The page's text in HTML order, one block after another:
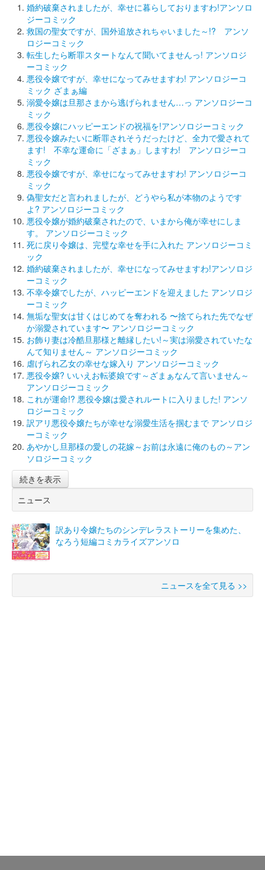
婚約破棄されましたが、幸せに暮らしておりますわ!アンソロ
ジーコミック
救国の聖女ですが、国外追放されちゃいました～!? アンソ
ロジーコミック
転生したら断罪スタートなんて聞いてませんっ! アンソロジ
ーコミック
悪役令嬢ですが、幸せになってみせますわ! アンソロジーコ
ミック ざまぁ編
溺愛令嬢は旦那さまから逃げられません…っ アンソロジーコ
ミック
悪役令嬢にハッピーエンドの祝福を!アンソロジーコミック
悪役令嬢みたいに断罪されそうだったけど、全力で愛されて
ます! 不幸な運命に「ざまぁ」しますわ! アンソロジーコ
ミック
悪役令嬢ですが、幸せになってみせますわ! アンソロジーコ
ミック
偽聖女だと言われましたが、どうやら私が本物のようです
よ? アンソロジーコミック
悪役令嬢が婚約破棄されたので、いまから俺が幸せにしま
す。 アンソロジーコミック
死に戻り令嬢は、完璧な幸せを手に入れた アンソロジーコミ
ック
婚約破棄されましたが、幸せになってみせますわ!アンソロジ
ーコミック
不幸令嬢でしたが、ハッピーエンドを迎えました アンソロジ
ーコミック
無垢な聖女は甘くはじめてを奪われる 〜捨てられた先でなぜ
か溺愛されています〜 アンソロジーコミック
お飾り妻は冷酷旦那様と離縁したい!～実は溺愛されていたな
んて知りません～ アンソロジーコミック
虐げられ乙女の幸せな嫁入り アンソロジーコミック
悪役令嬢? いいえお転婆娘です～ざまぁなんて言いません～
アンソロジーコミック
これが運命!? 悪役令嬢は愛されルートに入りました! アンソ
ロジーコミック
訳アリ悪役令嬢たちが幸せな溺愛生活を掴むまで アンソロジ
ーコミック
あやかし旦那様の愛しの花嫁～お前は永遠に俺のもの～アン
ソロジーコミック
続きを表示
ニュース
訳あり令嬢たちのシンデレラストーリーを集めた、
なろう短編コミカライズアンソロ
ニュースを全て見る >>